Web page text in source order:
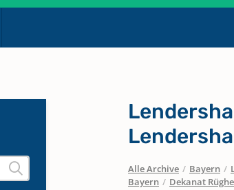
Alle Archive / Bayern /
Bayern / Dekanat